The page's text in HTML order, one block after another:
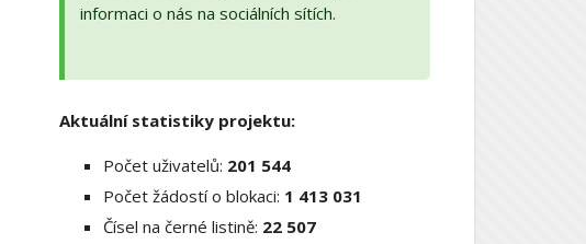
informaci o nás na sociálních sítích.
Aktuální statistiky projektu:
Počet uživatelů: 201 544
Počet žádostí o blokaci: 1 413 031
Čísel na černé listině: 22 507